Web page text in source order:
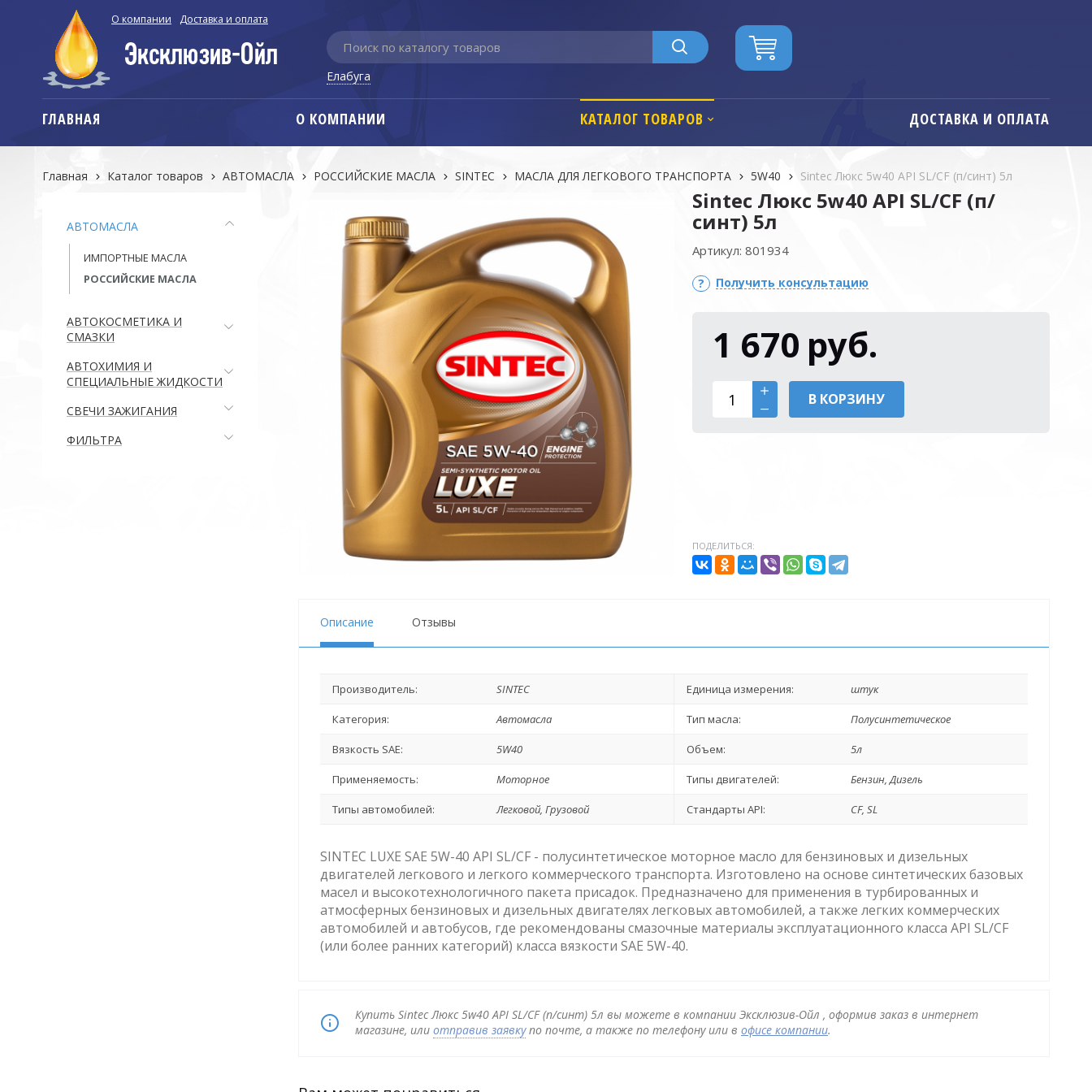
О компании Доставка и оплата
Елабуга
ГЛАВНАЯ О КОМПАНИИ КАТАЛОГ ТОВАРОВ ДОСТАВКА И ОПЛАТА
Главная Каталог товаров АВТОМАСЛА РОССИЙСКИЕ МАСЛА SINTEC МАСЛА ДЛЯ ЛЕГКОВОГО ТРАНСПОРТА 5W40 Sintec Люкс 5w40 API SL/CF (п/синт) 5л
АВТОМАСЛА
ИМПОРТНЫЕ МАСЛА
РОССИЙСКИЕ МАСЛА
АВТОКОСМЕТИКА И
СМАЗКИ
АВТОХИМИЯ И
СПЕЦИАЛЬНЫЕ ЖИДКОСТИ
СВЕЧИ ЗАЖИГАНИЯ
ФИЛЬТРА
Sintec Люкс 5w40 API SL/CF (п/
синт) 5л
Артикул: 801934
Получить консультацию
1 670 руб.
В КОРЗИНУ
ПОДЕЛИТЬСЯ:
Описание Отзывы
Производитель: SINTEC Единица измерения: штук
Категория: Автомасла Тип масла: Полусинтетическое
Вязкость SAE: 5W40 Объем: 5л
Применяемость: Моторное Типы двигателей: Бензин, Дизель
Типы автомобилей: Легковой, Грузовой Стандарты API: CF, SL
SINTEC LUXE SAE 5W-40 API SL/CF - полусинтетическое моторное масло для бензиновых и дизельных
двигателей легкового и легкого коммерческого транспорта. Изготовлено на основе синтетических базовых
масел и высокотехнологичного пакета присадок. Предназначено для применения в турбированных и
атмосферных бензиновых и дизельных двигателях легковых автомобилей, а также легких коммерческих
автомобилей и автобусов, где рекомендованы смазочные материалы эксплуатационного класса API SL/CF
(или более ранних категорий) класса вязкости SAE 5W-40.
Купить Sintec Люкс 5w40 API SL/CF (п/синт) 5л вы можете в компании Эксклюзив-Ойл , оформив заказ в интернет
магазине, или отправив заявкупо почте, а также по телефону или в офисе компании.